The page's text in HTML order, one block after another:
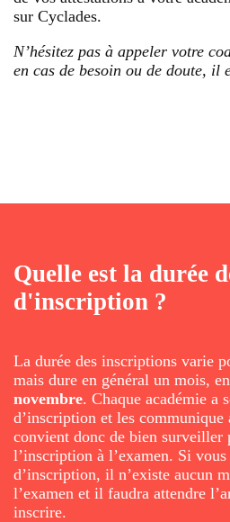
sur Cyclades.
N’hésitez pas à appeler votre
en cas de besoin ou de doute, il
Quelle est la durée
d'inscription ?
La durée des inscriptions varie
mais dure en général un mois,
novembre. Chaque académie a
d’inscription et les
convient donc de bien surveiller
l’inscription à l’examen. Si
d’inscription, il n’existe aucun
l’examen et il faudra attendre
inscrire.